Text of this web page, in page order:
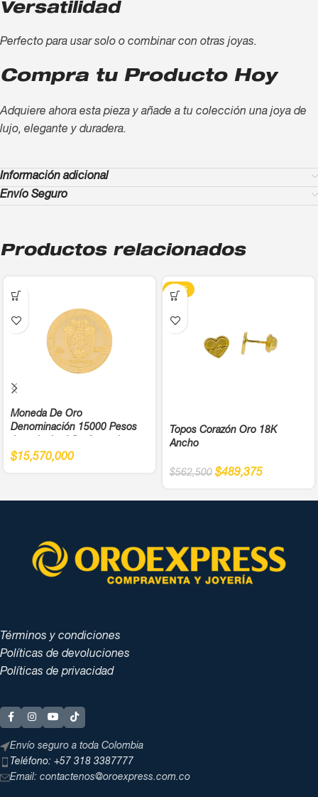
Versatilidad
Perfecto para usar solo o combinar con otras joyas.
Compra tu Producto Hoy
Adquiere ahora esta pieza y añade a tu colección una joya de
lujo, elegante y duradera.
Información adicional
Envío Seguro
Productos relacionados
Moneda De Oro
Denominación 15000 Pesos
900
$15,570,000
-13%
Topos Corazón Oro 18K
Ancho
$562,500 $489,375
Términos y condiciones
Políticas de devoluciones
Políticas de privacidad
Envío seguro a toda Colombia
Teléfono: +57 318 3387777
Email: contactenos@oroexpress.com.co